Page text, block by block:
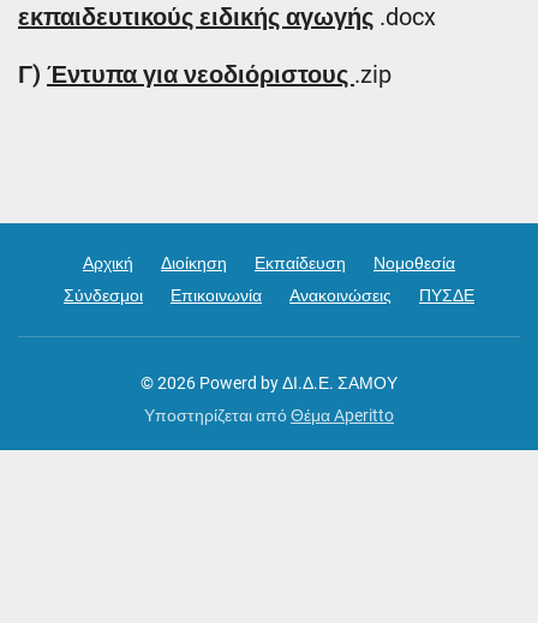
εκπαιδευτικούς ειδικής αγωγής .docx
Γ) Έντυπα για νεοδιόριστους .zip
Αρχική Διοίκηση Εκπαίδευση
Νομοθεσία
Σύνδεσμοι
Επικοινωνία Ανακοινώσεις ΠΥΣΔΕ
© 2026 Powerd by ΔΙ.Δ.Ε. ΣΑΜΟΥ
Υποστηρίζεται απόΘέμα Aperitto